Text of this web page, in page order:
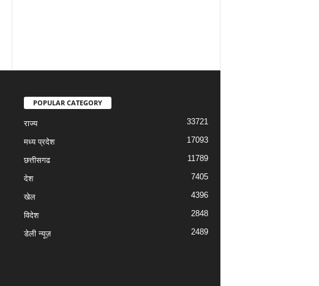
POPULAR CATEGORY
राज्य 33721
मध्य प्रदेश 17093
छत्तीसगढ 11789
देश 7405
खेल 4396
विदेश 2848
डेली न्यूज़ 2489